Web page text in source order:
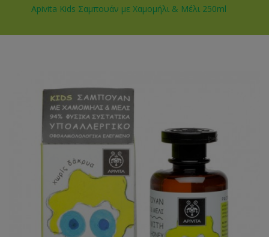
Apivita Kids Σαμπουάν με Χαμομήλι & Μέλι 250ml